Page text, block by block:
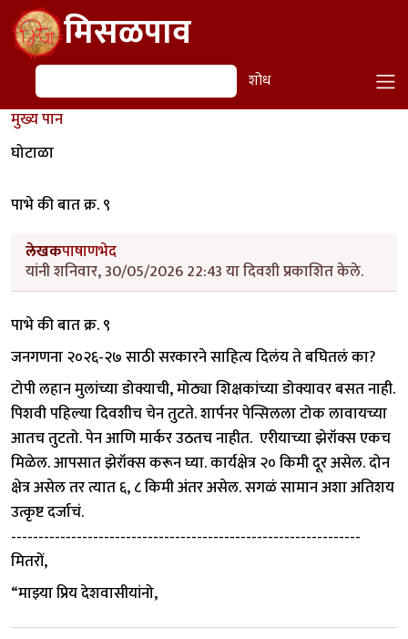
Skip to main contentमिसळपाव
शोध शोध
मुख्य पान
घोटाळा
पाभे की बात क्र. ९
लेखकपाषाणभेद
यांनी शनिवार, 30/05/2026 22:43 या दिवशी प्रकाशित केले.
पाभे की बात क्र. ९
जनगणना २०२६-२७ साठी सरकारने साहित्य दिलंय ते बघितलं का?
टोपी लहान मुलांच्या डोक्याची, मोठ्या शिक्षकांच्या डोक्यावर बसत नाही.
पिशवी पहिल्या दिवशीच चेन तुटते. शार्पनर पेन्सिलला टोक लावायच्या
आतच तुटतो. पेन आणि मार्कर उठतच नाहीत. एरीयाच्या झेरॉक्स एकच
मिळेल. आपसात झेरॉक्स करून घ्या. कार्यक्षेत्र २० किमी दूर असेल. दोन
क्षेत्र असेल तर त्यात ६, ८ किमी अंतर असेल. सगळं सामान अशा अतिशय
उत्कृष्ट दर्जाचं.
----------------------------------------------------------------
मितरों,
“माझ्या प्रिय देशवासीयांनो,